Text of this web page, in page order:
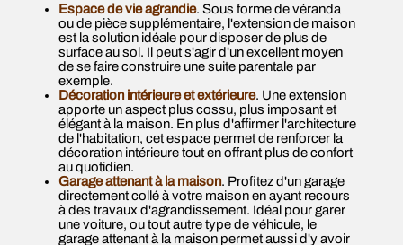
Espace de vie agrandie. Sous forme de véranda
ou de pièce supplémentaire, l'extension de maison
est la solution idéale pour disposer de plus de
surface au sol. Il peut s'agir d'un excellent moyen
de se faire construire une suite parentale par
exemple.
Décoration intérieure et extérieure. Une extension
apporte un aspect plus cossu, plus imposant et
élégant à la maison. En plus d'affirmer l'architecture
de l'habitation, cet espace permet de renforcer la
décoration intérieure tout en offrant plus de confort
au quotidien.
Garage attenant à la maison. Profitez d'un garage
directement collé à votre maison en ayant recours
à des travaux d'agrandissement. Idéal pour garer
une voiture, ou tout autre type de véhicule, le
garage attenant à la maison permet aussi d'y avoir